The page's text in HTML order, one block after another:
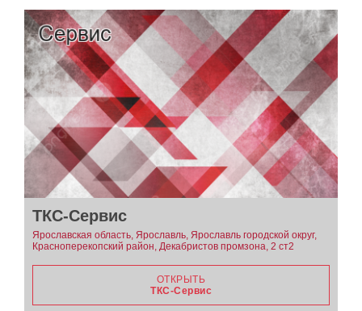
ТКС-Cервис
Ярославская область, Ярославль, Ярославль городской округ,
Красноперекопский район, Декабристов промзона, 2 ст2
ОТКРЫТЬ
ТКС-Cервис